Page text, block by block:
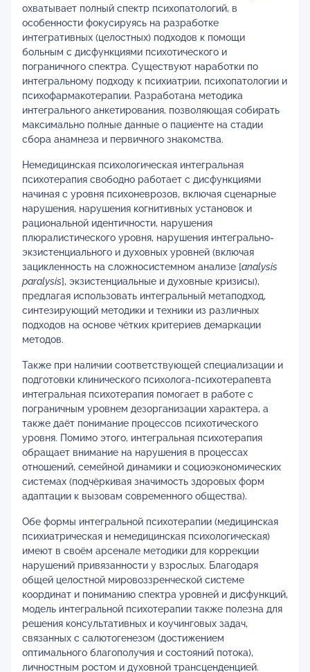
охватывает полный спектр психопатологий, в
особенности фокусируясь на разработке
интегративных (целостных) подходов к помощи
больным с дисфункциями психотического и
пограничного спектра. Существуют наработки по
интегральному подходу к психиатрии, психопатологии и
психофармакотерапии. Разработана методика
интегрального анкетирования, позволяющая собирать
максимально полные данные о пациенте на стадии
сбора анамнеза и первичного знакомства.
Немедицинская психологическая интегральная
психотерапия свободно работает с дисфункциями
начиная с уровня психоневрозов, включая сценарные
нарушения, нарушения когнитивных установок и
рациональной идентичности, нарушения
плюралистического уровня, нарушения интегрально-
экзистенциального и духовных уровней (включая
зацикленность на сложносистемном анализе [analysis
paralysis], экзистенциальные и духовные кризисы),
предлагая использовать интегральный метаподход,
синтезирующий методики и техники из различных
подходов на основе чётких критериев демаркации
методов.
Также при наличии соответствующей специализации и
подготовки клинического психолога-психотерапевта
интегральная психотерапия помогает в работе с
пограничным уровнем дезорганизации характера, а
также даёт понимание процессов психотического
уровня. Помимо этого, интегральная психотерапия
обращает внимание на нарушения в процессах
отношений, семейной динамики и социоэкономических
системах (подчёркивая значимость здоровых форм
адаптации к вызовам современного общества).
Обе формы интегральной психотерапии (медицинская
психиатрическая и немедицинская психологическая)
имеют в своём арсенале методики для коррекции
нарушений привязанности у взрослых. Благодаря
общей целостной мировоззренческой системе
координат и пониманию спектра уровней и дисфункций,
модель интегральной психотерапии также полезна для
решения консультативных и коучинговых задач,
связанных с салютогенезом (достижением
оптимального благополучия и состояний потока),
личностным ростом и духовной трансценденцией.